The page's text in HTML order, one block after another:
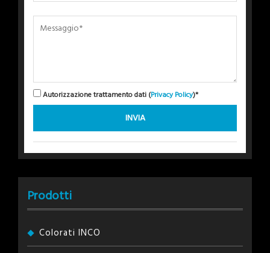
Autorizzazione trattamento dati (Privacy Policy)*
Prodotti
Colorati INCO